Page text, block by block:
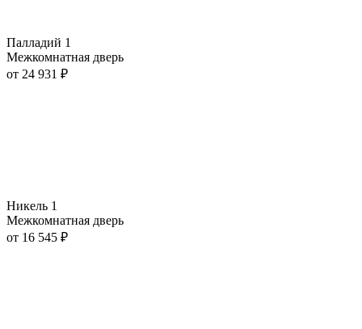
Палладий 1
Межкомнатная дверь
от 24 931 ₽
Никель 1
Межкомнатная дверь
от 16 545 ₽